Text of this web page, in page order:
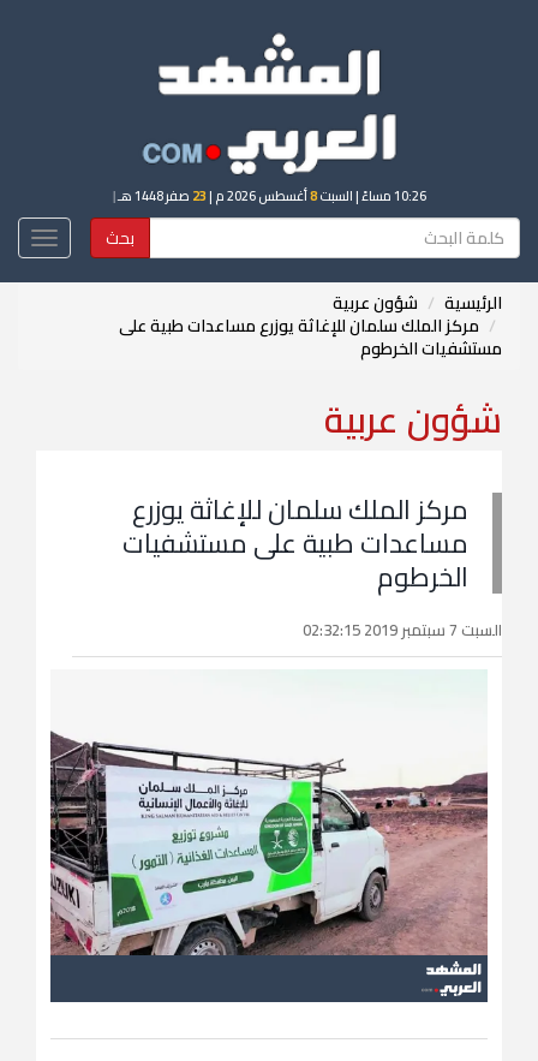
10:26 مساءً | السبت8أغسطس 2026 م | 23 صفر 1448 هـ |
بحث
الرئيسية شؤون عربية
مركز الملك سلمان للإغاثة يوزرع مساعدات طبية على
مستشفيات الخرطوم
شؤون عربية
مركز الملك سلمان للإغاثة يوزرع
مساعدات طبية على مستشفيات
الخرطوم
السبت 7 سبتمبر 2019 02:32:15